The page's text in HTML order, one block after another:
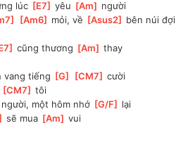
lúc [E7 ] yêu [Am
người
[Am6 mỏi, về [Asus2
] cũng thương [Am ] thay
vang tiếng [G [CM7 ] cười
[CM7 ] tôi
người, một hôm nhớ [G/F
lại
] sẽ mua [Am ] vui